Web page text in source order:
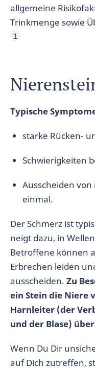
allgemeine
Trinkmenge sowie
1
Typische
starke Rücken-
Schwierigkeiten
Ausscheiden
einmal.
Der Schmerz ist
neigt dazu, in
Betroffene können
Erbrechen leiden
ausscheiden. Zu
ein Stein die Niere
Harnleiter (der
und der Blase)
Wenn Du Dir
auf Dich zutreffen,